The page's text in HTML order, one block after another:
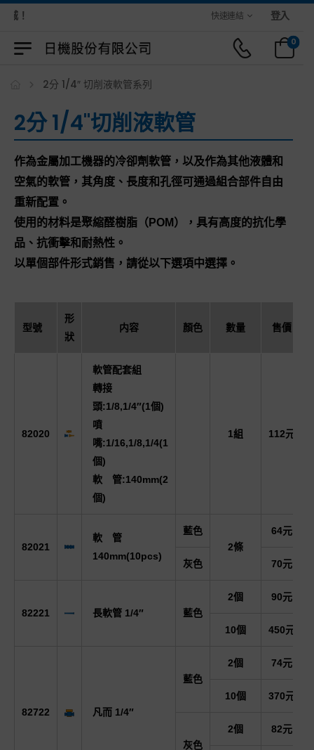
！ 快速連結 登入
0
2分 1/4″ 切削液軟管系列
2分 1/4"切削液軟管
作為金屬加工機器的冷卻劑軟管，以及作為其他液體和
空氣的軟管，其角度、長度和孔徑可通過組合部件自由
重新配置。
使用的材料是聚縮醛樹脂（POM），具有高度的抗化學
品、抗衝擊和耐熱性。
以單個部件形式銷售，請從以下選項中選擇。
型號
形
狀
内容 顏色 數量 售價
82020
軟管配套組
轉接
頭:1/8,1/4″(1個)
噴
嘴:1/16,1/8,1/4(1
個)
軟 管:140mm(2
個)
1組 112元
82021
軟 管
140mm(10pcs)
藍色
2條
64元
灰色 70元
82221 長軟管 1/4″ 藍色
2個 90元
10個 450元
82722 凡而 1/4″
藍色
2個 74元
10個 370元
灰色
2個 82元